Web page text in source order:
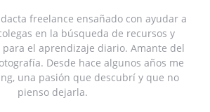
freelance ensañado con ayudar a
en la búsqueda de recursos y
el aprendizaje diario. Amante del
Desde hace algunos años me
una pasión que descubrí y que no
pienso dejarla.